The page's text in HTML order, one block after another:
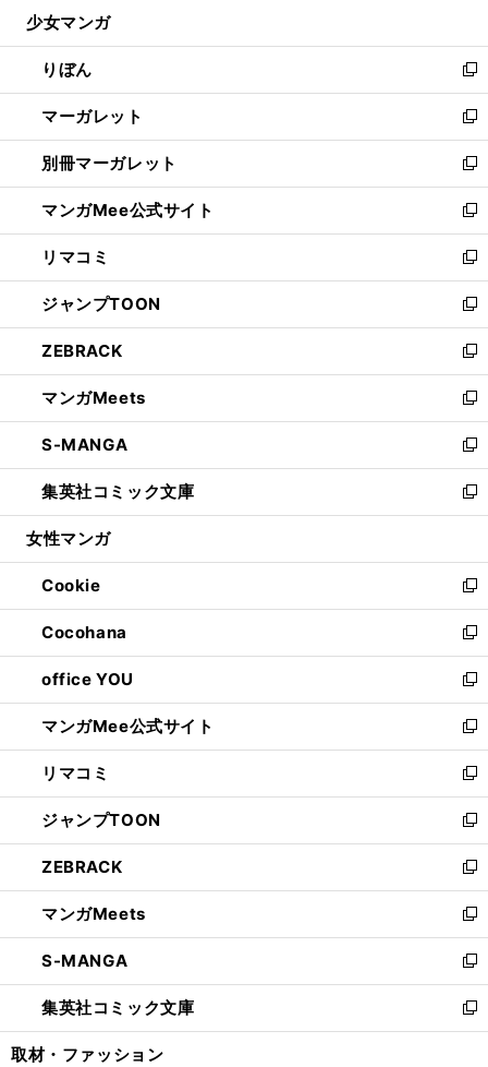
開
く
ウ
で
開
く
ン
ド
ウ
で
開
く
ウ
ィ
ン
ド
ウ
で
開
く
少女マンガ
りぼん
新
し
い
ウ
ィ
ン
ド
ウ
で
開
く
マーガレット
新
し
い
ウ
ィ
ン
ド
ウ
で
開
く
別冊マーガレット
新
し
い
ウ
ィ
ン
ド
ウ
で
開
く
マンガMee公式サイト
新
し
い
ウ
ィ
ン
ド
ウ
で
開
く
リマコミ
新
し
い
ウ
ィ
ン
ド
ウ
で
開
く
ジャンプTOON
新
し
い
ウ
ィ
ン
ド
ウ
で
開
ZEBRACK
新
し
い
ウ
ィ
ン
ド
ウ
開
く
マンガMeets
新
し
い
ウ
ィ
ン
ウ
で
開
く
S-MANGA
新
し
い
ウ
ン
ド
ウ
で
開
く
集英社コミック文庫
新
し
ウ
ィ
ン
ド
ウ
で
開
く
女性マンガ
Cookie
新
し
い
ウ
ィ
ン
ド
ウ
で
開
く
Cocohana
新
し
い
ウ
ィ
ン
ド
ウ
で
開
く
office YOU
新
し
い
ウ
ィ
ン
ド
ウ
で
開
く
マンガMee公式サイト
新
し
い
ウ
ィ
ン
ド
ウ
で
開
く
リマコミ
新
し
い
ウ
ィ
ン
ド
ウ
で
開
く
ジャンプTOON
新
し
い
ウ
ィ
ン
ド
ウ
で
開
ZEBRACK
新
し
い
ウ
ィ
ン
ド
ウ
マンガMeets
新
し
い
ウ
ィ
ン
S-MANGA
新
し
い
ウ
集英社コミック文庫
新
し
取材・ファッション